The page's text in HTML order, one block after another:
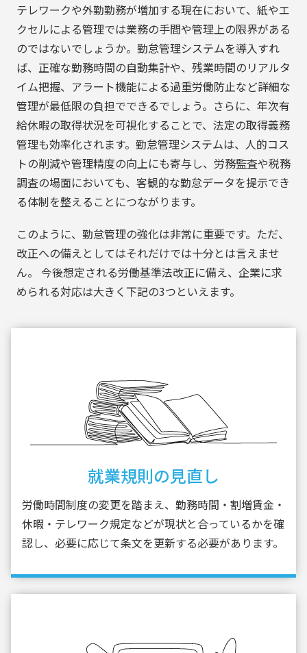
テレワークや外勤勤務が増加する現在において、紙やエ
クセルによる管理では業務の手間や管理上の限界がある
のではないでしょうか。勤怠管理システムを導入すれ
ば、正確な勤務時間の自動集計や、残業時間のリアルタ
イム把握、アラート機能による過重労働防止など詳細な
管理が最低限の負担でできるでしょう。さらに、年次有
給休暇の取得状況を可視化することで、法定の取得義務
管理も効率化されます。勤怠管理システムは、人的コス
トの削減や管理精度の向上にも寄与し、労務監査や税務
調査の場面においても、客観的な勤怠データを提示でき
る体制を整えることにつながります。
このように、勤怠管理の強化は非常に重要です。ただ、
改正への備えとしてはそれだけでは十分とは言えませ
ん。 今後想定される労働基準法改正に備え、企業に求
められる対応は大きく下記の3つといえます。
就業規則の見直し
労働時間制度の変更を踏まえ、勤務時間・割増賃金・
休暇・テレワーク規定などが現状と合っているかを確
認し、必要に応じて条文を更新する必要があります。